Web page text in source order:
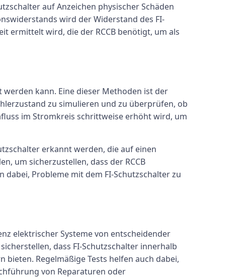
auf Anzeichen physischer Schäden
wird der Widerstand des FI-
ermittelt wird, die der RCCB benötigt, um als
kann. Eine dieser Methoden ist der
zu simulieren und zu überprüfen, ob
im Stromkreis schrittweise erhöht wird, um
erkannt werden, die auf einen
um sicherzustellen, dass der RCCB
Probleme mit dem FI-Schutzschalter zu
elektrischer Systeme von entscheidender
dass FI-Schutzschalter innerhalb
Regelmäßige Tests helfen auch dabei,
von Reparaturen oder